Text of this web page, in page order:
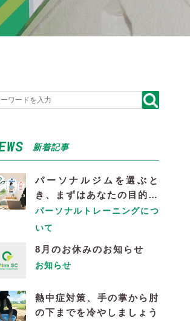
新着記事
パーソナルジムを選ぶと
き、まずはあなたの目的…
パーソナルトレーニングにつ
いて
8月のお休みのお知らせ
お知らせ
熱中症対策、手の掌から肘
の下までを冷やしましょう